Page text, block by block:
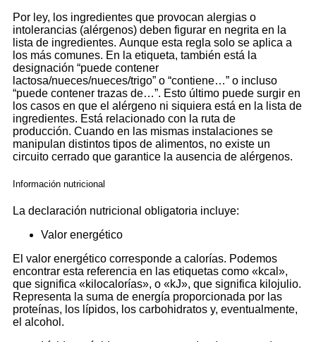
Por ley, los ingredientes que provocan alergias o
intolerancias (alérgenos) deben figurar en negrita en la
lista de ingredientes. Aunque esta regla solo se aplica a
los más comunes. En la etiqueta, también está la
designación “puede contener
lactosa/nueces/nueces/trigo” o “contiene…” o incluso
“puede contener trazas de…”. Esto último puede surgir en
los casos en que el alérgeno ni siquiera está en la lista de
ingredientes. Está relacionado con la ruta de
producción. Cuando en las mismas instalaciones se
manipulan distintos tipos de alimentos, no existe un
circuito cerrado que garantice la ausencia de alérgenos.
Información nutricional
La declaración nutricional obligatoria incluye:
Valor energético
El valor energético corresponde a calorías. Podemos
encontrar esta referencia en las etiquetas como «kcal»,
que significa «kilocalorías», o «kJ», que significa kilojulio.
Representa la suma de energía proporcionada por las
proteínas, los lípidos, los carbohidratos y, eventualmente,
el alcohol.